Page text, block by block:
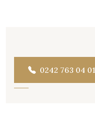
0242 763 04 01